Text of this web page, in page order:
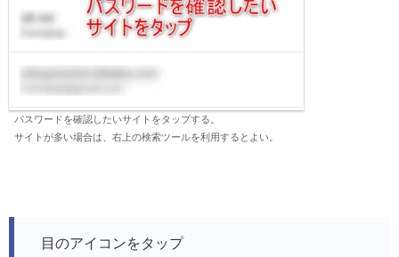
パスワードを確認したいサイトをタップする。
サイトが多い場合は、右上の検索ツールを利用するとよい。
目のアイコンをタップ